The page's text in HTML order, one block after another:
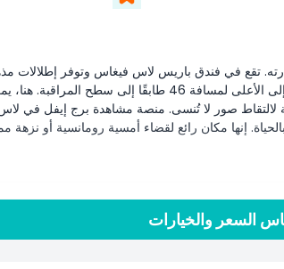
تقع في فندق باريس لاس فيغاس وتوفر إطلالات
ممشى لاس فيغاس. عند دخولك المصعد الزجاجي، ستصعد إلى الأعلى لمسافة 46 طابقًا إلى سطح
المدينة، وهي مثالية لالتقاط صور لا تُنسى. منصة مشاهدة برج إيفل
إنها مكان رائع لقضاء أمسية رومانسية أو نزهة
السعر والخيارات